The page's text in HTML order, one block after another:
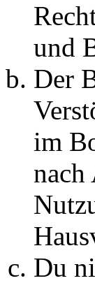
und
Der
im
nach
Du